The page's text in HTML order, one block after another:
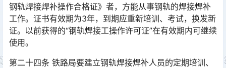
钢轨焊接焊补操作合格证》者，方能从事钢轨的焊接焊补
工作。证书有效期为3年，到期应重新培训、考试，换发新
证。以前获得的“钢轨焊接工操作许可证”在有效期内可继续
使用。󠅅󠅃󠄵󠅂󠄪󠇖󠆨󠆨󠇕󠆞󠆒󠅬󠇘󠆭󠆘󠇙󠆝󠅵󠇗󠆭󠆁󠄐󠇗󠅹󠅸󠇖󠆍󠅳󠇖󠅹󠅰󠇖󠆌󠅹
第二十四条 铁路局要建立钢轨焊接焊补人员的定期培训、